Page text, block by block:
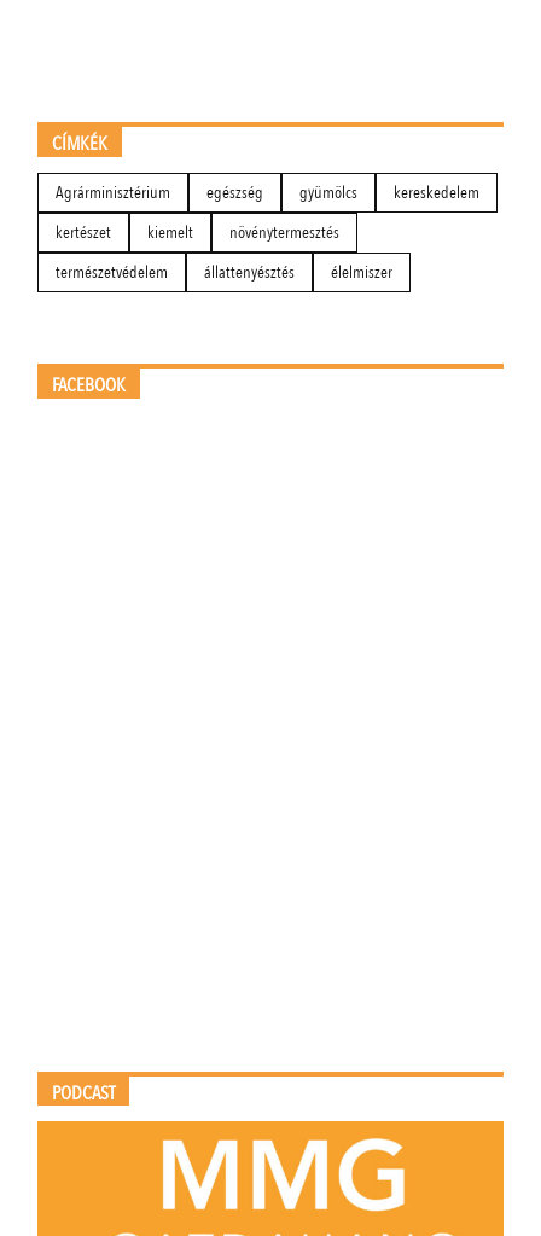
CÍMKÉK
Agrárminisztérium egészség gyümölcs
kereskedelem
kertészet
kiemelt
növénytermesztés
természetvédelem
állattenyésztés élelmiszer
FACEBOOK
PODCAST